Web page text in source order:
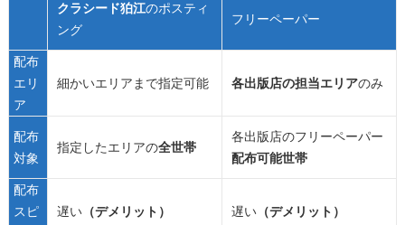
クラシード狛江のポスティ
ング
フリーペーパー
配布
エリ
ア
細かいエリアまで指定可能 各出版店の担当エリアのみ
配布
対象
指定したエリアの全世帯
各出版店のフリーペーパー
配布可能世帯
配布
スピ
遅い（デメリット） 遅い（デメリット）